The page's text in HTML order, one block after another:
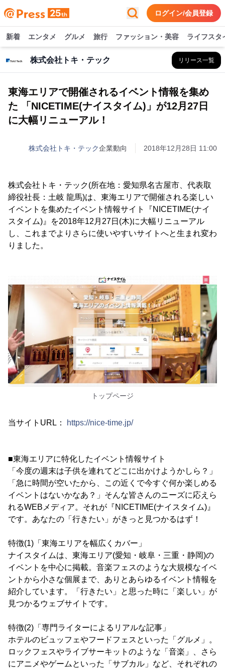
ログイン/会員登録
新着 エンタメ グルメ 旅行 ファッション・美容 ライフスタ
株式会社トキ・テック リリース一覧
東海エリアで開催されるイベント情報を集め
た 「NICETIME(ナイスタイム)」が12月27日
に大幅リニューアル！
株式会社トキ・テック企業動向 2018年12月28日 11:00
株式会社トキ・テック(所在地：愛知県名古屋市、代表取
締役社長：土岐 龍馬)は、東海エリアで開催される楽しい
イベントを集めたイベント情報サイト『NICETIME(ナイ
スタイム)』を2018年12月27日(木)に大幅リニューアル
し、これまでよりさらに使いやすいサイトへと生まれ変わ
りました。
トップページ
当サイトURL： https://nice-time.jp/
■東海エリアに特化したイベント情報サイト
「今度の週末は子供を連れてどこに出かけようかしら？」
「急に時間が空いたから、この近くで今すぐ何か楽しめる
イベントはないかなあ？」そんな皆さんのニーズに応えら
れるWEBメディア。それが『NICETIME(ナイスタイム)』
です。あなたの「行きたい」がきっと見つかるはず！
特徴(1)「東海エリアを幅広くカバー」
ナイスタイムは、東海エリア(愛知・岐阜・三重・静岡)の
イベントを中心に掲載。音楽フェスのような大規模なイベ
ントから小さな個展まで、ありとあらゆるイベント情報を
紹介しています。「行きたい」と思った時に「楽しい」が
見つかるウェブサイトです。
特徴(2)「専門ライターによるリアルな記事」
ホテルのビュッフェやフードフェスといった「グルメ」。
ロックフェスやライブサーキットのような「音楽」、さら
にアニメやゲームといった「サブカル」など、それぞれの